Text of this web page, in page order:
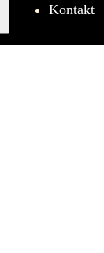
Kontakt